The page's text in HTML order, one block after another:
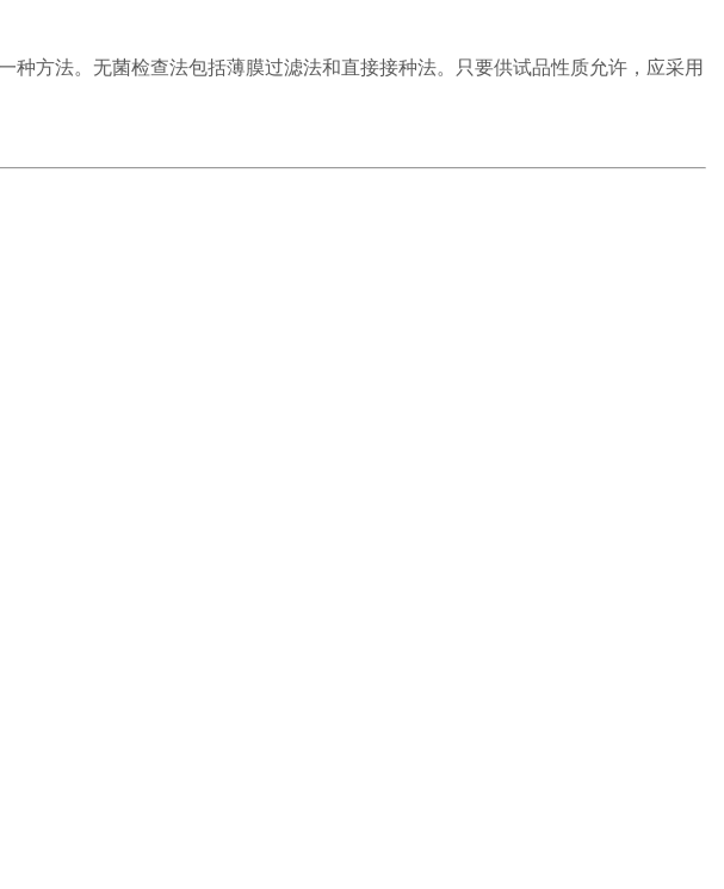
方法。无菌检查法包括薄膜过滤法和直接接种法。只要供试品性质允许，应采用